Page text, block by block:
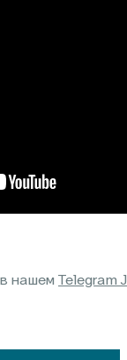
нашем Telegram